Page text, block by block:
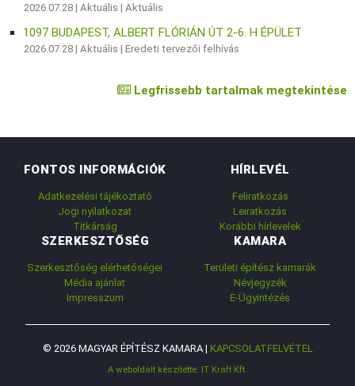
2026.07.28 |Aktuális |Aktuális
1097 BUDAPEST, ALBERT FLÓRIÁN ÚT 2-6. H ÉPÜLET
2026.07.28 |Aktuális |Eredeti tervezői felhívás
Legfrissebb tartalmak megtekintése
FONTOS INFORMÁCIÓK
Adatkezelési tájékoztató
Jogi nyilatkozat
Titkárság
HÍRLEVÉL
Feliratkozás
Leiratkozás
Korábbi hírlevelek
SZERKESZTŐSÉG
Szerkesztőség elérhetőségei
Média ajánlat
Impresszum
KAMARA
Területi építész kamarák
Névjegyzék
E-Ügyintézés
© 2026 MAGYAR ÉPÍTÉSZ KAMARA | KAPCSOLATFELVÉTEL
A weboldalt készítette: IT Kraft Kft.